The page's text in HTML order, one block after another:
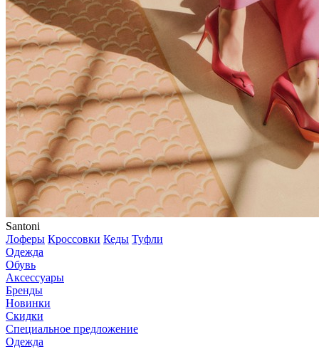
Santoni
Лоферы Кроссовки Кеды Туфли
Одежда
Обувь
Аксессуары
Бренды
Новинки
Скидки
Специальное предложение
Одежда